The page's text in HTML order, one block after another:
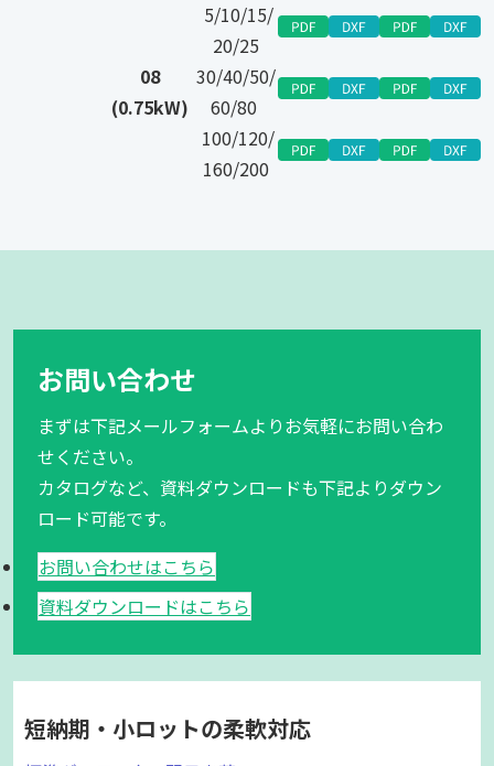
08
(0.75kW)
5/10/15/
20/25
30/40/50/
60/80
100/120/
160/200
お問い合わせ
まずは下記メールフォームよりお気軽にお問い合わ
せください。
カタログなど、資料ダウンロードも下記よりダウン
ロード可能です。
お問い合わせはこちら
資料ダウンロードはこちら
短納期・小ロットの柔軟対応